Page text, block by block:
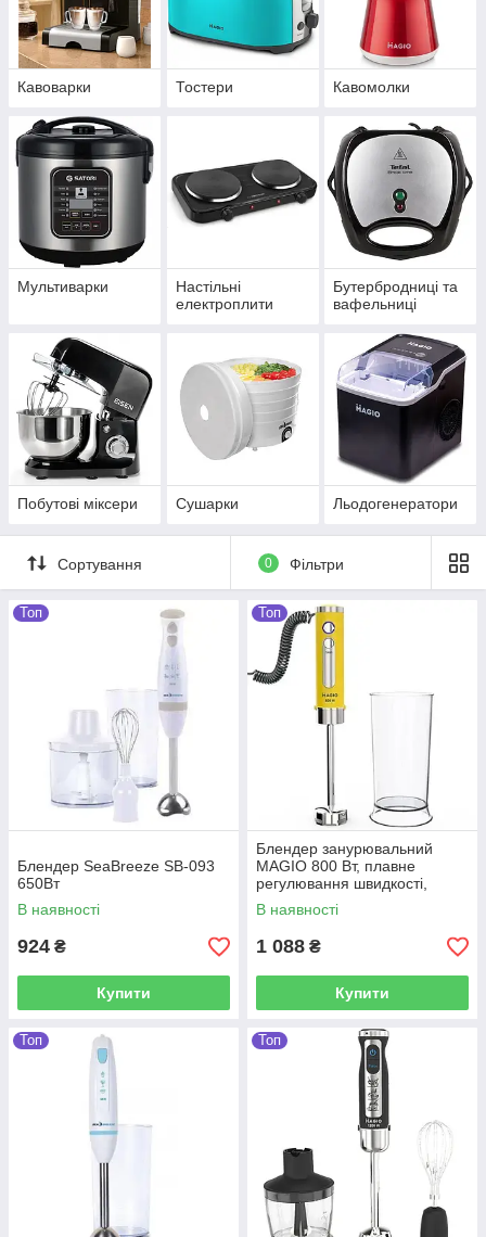
Кавоварки Тостери Кавомолки
Мультиварки
Настільні
електроплити
Бутербродниці та
вафельниці
Побутові міксери Сушарки Льодогенератори
Сортування 0 Фільтри
Топ
Блендер SeaBreeze SB-093
650Вт
В наявності
924 ₴
Купити
Топ
Блендер занурювальний
MAGIO 800 Вт, плавне
регулювання швидкості,
мірна склянка 600 мл
В наявності
1 088 ₴
Купити
Топ Топ